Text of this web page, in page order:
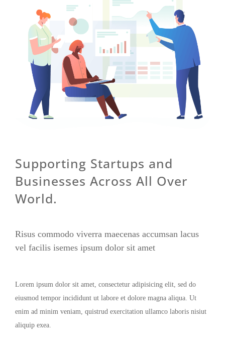
Supporting Startups and
Businesses Across All Over
World.
Risus commodo viverra maecenas accumsan lacus
vel facilis isemes ipsum dolor sit amet
Lorem ipsum dolor sit amet, consectetur adipisicing elit, sed do
eiusmod tempor incididunt ut labore et dolore magna aliqua. Ut
enim ad minim veniam, quistrud exercitation ullamco laboris nisiut
aliquip exea.